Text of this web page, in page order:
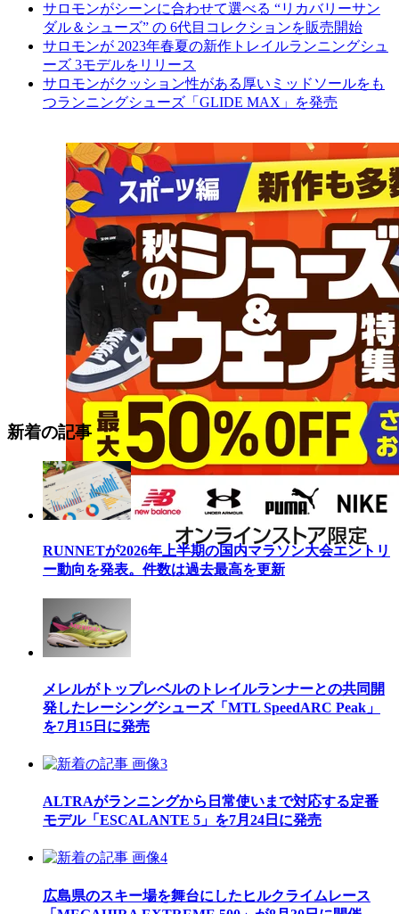
サロモンがシーンに合わせて選べる “リカバリーサン
ダル＆シューズ” の 6代目コレクションを販売開始
サロモンが 2023年春夏の新作トレイルランニングシュ
ーズ 3モデルをリリース
サロモンがクッション性がある厚いミッドソールをも
つランニングシューズ「GLIDE MAX」を発売
新着の記事
RUNNETが2026年上半期の国内マラソン大会エントリ
ー動向を発表。件数は過去最高を更新
メレルがトップレベルのトレイルランナーとの共同開
発したレーシングシューズ「MTL SpeedARC Peak」
を7月15日に発売
ALTRAがランニングから日常使いまで対応する定番
モデル「ESCALANTE 5」を7月24日に発売
広島県のスキー場を舞台にしたヒルクライムレース